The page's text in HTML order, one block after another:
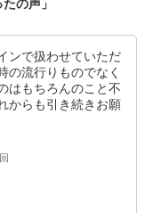
の声」
ンで扱わせていただ
の流行りものでなく
はもちろんのこと不
からも引き続きお願